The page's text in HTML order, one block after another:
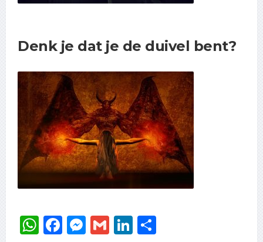
Denk je dat je de duivel bent?
WhatsApp
Facebook
Messenger
GmailLinkedIn